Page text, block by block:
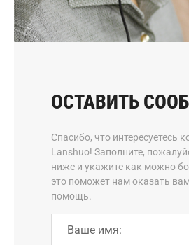
ОСТАВИТЬ
Спасибо, что интересуетесь
Lanshuo! Заполните,
ниже и укажите как можно
это поможет нам оказать
помощь.
Ваше имя: